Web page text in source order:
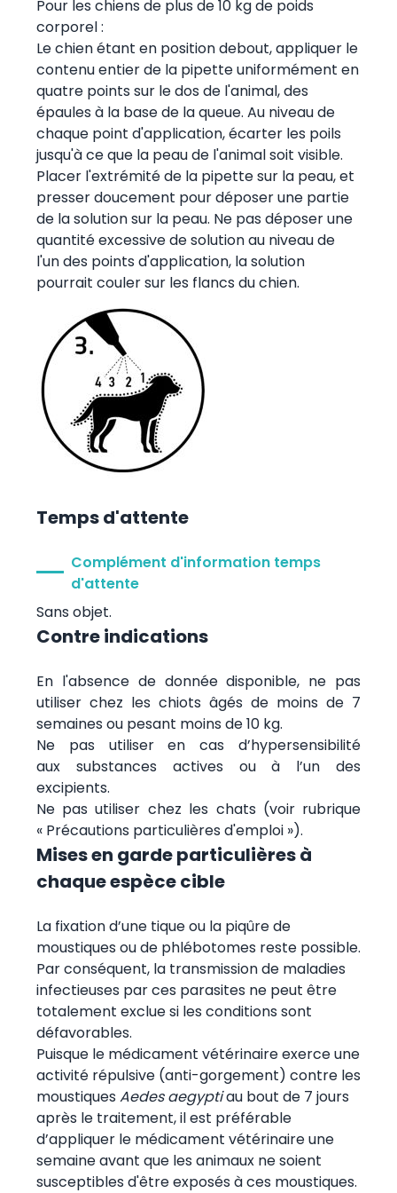
Pour les chiens de plus de 10 kg de poids
corporel :
Le chien étant en position debout, appliquer le
contenu entier de la pipette uniformément en
quatre points sur le dos de l'animal, des
épaules à la base de la queue. Au niveau de
chaque point d'application, écarter les poils
jusqu'à ce que la peau de l'animal soit visible.
Placer l'extrémité de la pipette sur la peau, et
presser doucement pour déposer une partie
de la solution sur la peau. Ne pas déposer une
quantité excessive de solution au niveau de
l'un des points d'application, la solution
pourrait couler sur les flancs du chien.
Temps d'attente
Complément d'information temps
d'attente
Sans objet.
Contre indications
En l'absence de donnée disponible, ne pas
utiliser chez les chiots âgés de moins de 7
semaines ou pesant moins de 10 kg.
Ne pas utiliser en cas d’hypersensibilité
aux substances actives ou à l’un des
excipients.
Ne pas utiliser chez les chats (voir rubrique
« Précautions particulières d'emploi »).
Mises en garde particulières à
chaque espèce cible
La fixation d’une tique ou la piqûre de
moustiques ou de phlébotomes reste possible.
Par conséquent, la transmission de maladies
infectieuses par ces parasites ne peut être
totalement exclue si les conditions sont
défavorables.
Puisque le médicament vétérinaire exerce une
activité répulsive (anti-gorgement) contre les
moustiques Aedes aegyptiau bout de 7 jours
après le traitement, il est préférable
d’appliquer le médicament vétérinaire une
semaine avant que les animaux ne soient
susceptibles d'être exposés à ces moustiques.